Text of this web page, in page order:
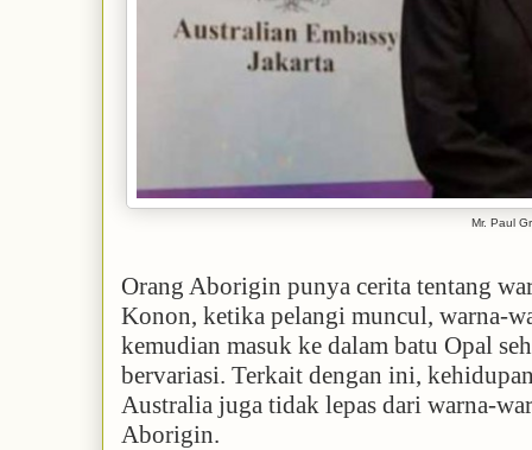
Mr. Paul
Orang Aborigin punya cerita tentang
Konon, ketika pelangi muncul, warna-
kemudian masuk ke dalam batu Opal
bervariasi. Terkait dengan ini,
Australia juga tidak lepas dari warna-
Aborigin.